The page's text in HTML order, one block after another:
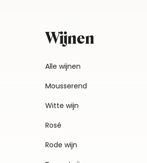
Wijnen
Alle wijnen
Mousserend
Witte wijn
Rosé
Rode wijn